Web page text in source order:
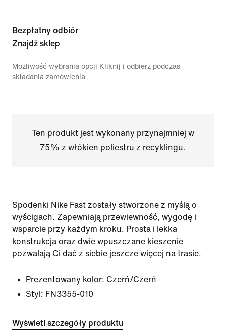
Bezpłatny odbiór
Znajdź sklep
Możliwość wybrania opcji Kliknij i odbierz podczas
składania zamówienia
Ten produkt jest wykonany przynajmniej w
75% z włókien poliestru z recyklingu.
Spodenki Nike Fast zostały stworzone z myślą o
wyścigach. Zapewniają przewiewność, wygodę i
wsparcie przy każdym kroku. Prosta i lekka
konstrukcja oraz dwie wpuszczane kieszenie
pozwalają Ci dać z siebie jeszcze więcej na trasie.
Prezentowany kolor: Czerń/Czerń
Styl: FN3355-010
Wyświetl szczegóły produktu